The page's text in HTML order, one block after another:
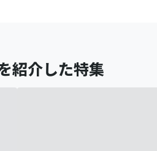
紹介した特集